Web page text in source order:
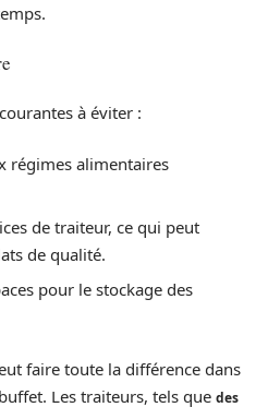
à éviter :
régimes alimentaires
de traiteur, ce qui peut
de qualité.
pour le stockage des
faire toute la différence dans
Les traiteurs, tels que des